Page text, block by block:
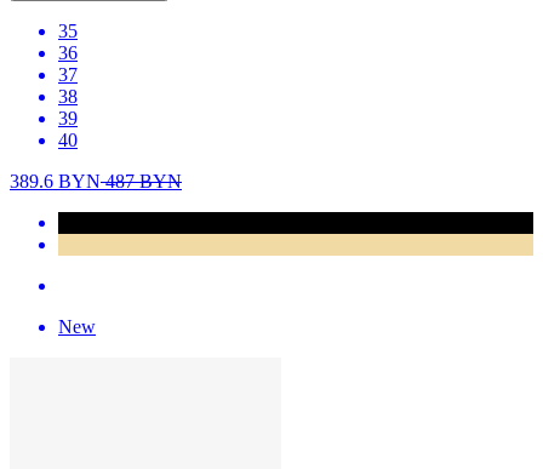
35
36
37
38
39
40
389.6 BYN487BYN
New